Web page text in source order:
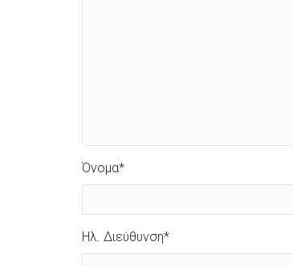
Όνομα*
Ηλ. Διεύθυνση*